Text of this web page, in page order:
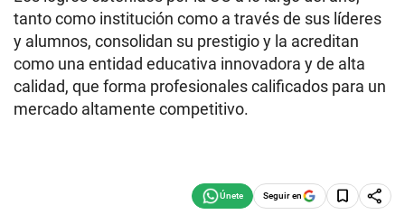
tanto como institución como a través de sus líderes
y alumnos, consolidan su prestigio y la acreditan
como una entidad educativa innovadora y de alta
calidad, que forma profesionales calificados para un
mercado altamente competitivo.
Seguir en